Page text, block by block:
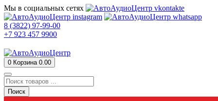
Мы в социальных сетях
8 (3822) 97-99-00
+7 923 457 9900
0 Корзина 0.00
Поиск